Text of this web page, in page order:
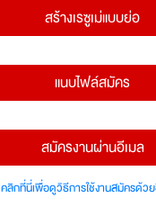
สร้างเรซูเม่แบบย่อ
แนบไฟล์สมัคร
สมัครงานผ่านอีเมล
คลิกที่นี่เพื่อดูวิธีการใช้งานสมัครด้ว